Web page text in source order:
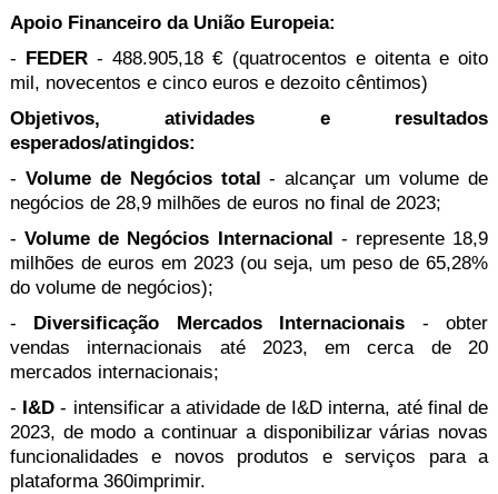
Apoio Financeiro da União Europeia:
-
FEDER - 488.905,18 € (quatrocentos e oitenta e oito
mil, novecentos e cinco euros e dezoito cêntimos)
Objetivos, atividades e resultados
esperados/atingidos:
- Volume de Negócios total - alcançar um volume de
negócios de 28,9 milhões de euros no final de 2023;
-Volume de Negócios Internacional - represente 18,9
milhões de euros em 2023 (ou seja, um peso de 65,28%
do volume de negócios);
-
Diversificação Mercados Internacionais - obter
vendas internacionais até 2023, em cerca de 20
mercados internacionais;
- I&D - intensificar a atividade de I&D interna, até final de
2023, de modo a continuar a disponibilizar várias novas
funcionalidades e novos produtos e serviços para a
plataforma 360imprimir.